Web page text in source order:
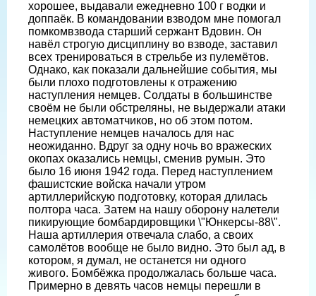
хорошее, выдавали ежедневно 100 г водки и
доппаёк. В командовании взводом мне помогал
помкомвзвода старший сержант Вдовин. Он
навёл строгую дисциплину во взводе, заставил
всех тренироваться в стрельбе из пулемётов.
Однако, как показали дальнейшие события, мы
были плохо подготовлены к отражению
наступления немцев. Солдаты в большинстве
своём не были обстреляны, не выдержали атаки
немецких автоматчиков, но об этом потом.
Наступление немцев началось для нас
неожиданно. Вдруг за одну ночь во вражеских
окопах оказались немцы, сменив румын. Это
было 16 июня 1942 года. Перед наступлением
фашистские войска начали утром
артиллерийскую подготовку, которая длилась
полтора часа. Затем на нашу оборону налетели
пикирующие бомбардировщики \"Юнкерсы-88\".
Наша артиллерия отвечала слабо, а своих
самолётов вообще не было видно. Это был ад, в
котором, я думал, не останется ни одного
живого. Бомбёжка продолжалась больше часа.
Примерно в девять часов немцы перешли в